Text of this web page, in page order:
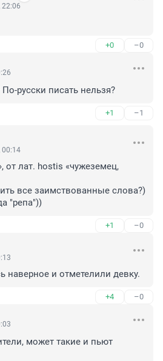
22:06
+0 –0
русски писать нельзя?
+1 –1
00:14
от лат. hostis «чужеземец,
все заимствованные слова?)
"репа"))
+1 –0
наверное и отметелили девку.
+4 –0
может такие и пьют